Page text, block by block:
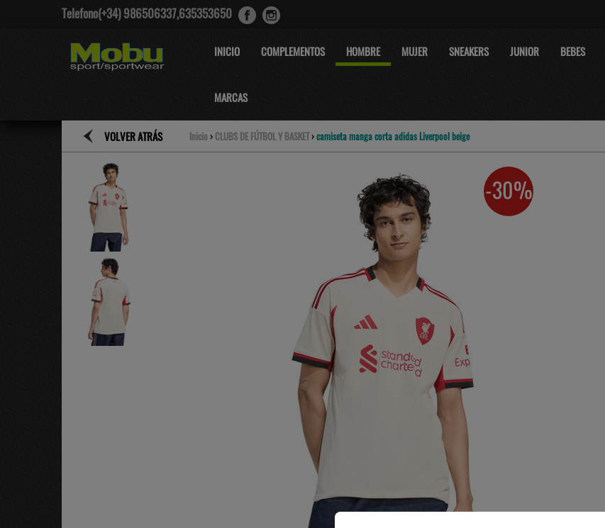
Telefono(+34) 986506337,635353650
INICIO COMPLEMENTOS HOMBRE MUJER SNEAKERS JUNIOR BEBES
MARCAS
VOLVER ATRÁS Inicio › CLUBS DE FÚTBOL Y BASKET›camiseta manga corta adidas Liverpool beige
-30%